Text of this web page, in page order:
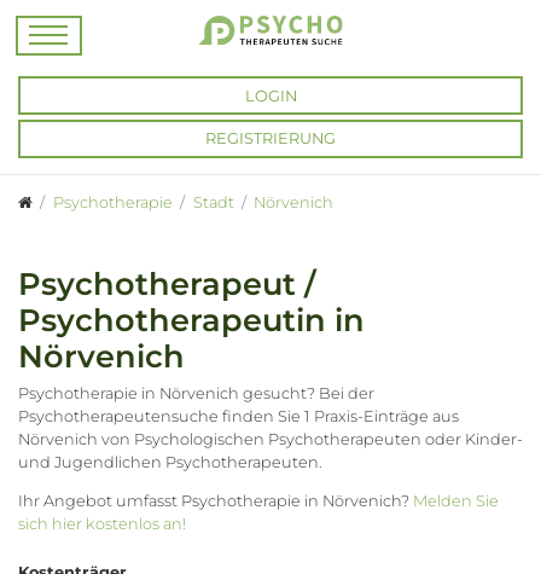
LOGIN
REGISTRIERUNG
Psychotherapie Stadt Nörvenich
Psychotherapeut /
Psychotherapeutin in
Nörvenich
Psychotherapie in Nörvenich gesucht? Bei der
Psychotherapeutensuche finden Sie 1 Praxis-Einträge aus
Nörvenich von Psychologischen Psychotherapeuten oder Kinder-
und Jugendlichen Psychotherapeuten.
Ihr Angebot umfasst Psychotherapie in Nörvenich? Melden Sie
sich hier kostenlos an!